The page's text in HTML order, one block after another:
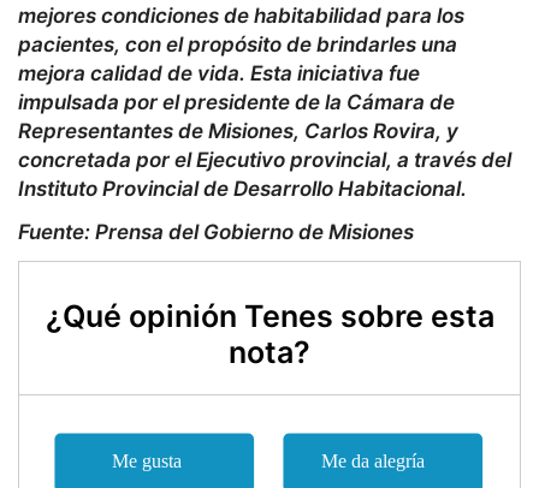
mejores condiciones de habitabilidad para los
pacientes, con el propósito de brindarles una
mejora calidad de vida. Esta iniciativa fue
impulsada por el presidente de la Cámara de
Representantes de Misiones, Carlos Rovira, y
concretada por el Ejecutivo provincial, a través del
Instituto Provincial de Desarrollo Habitacional.
Fuente: Prensa del Gobierno de Misiones
¿Qué opinión Tenes sobre esta
nota?